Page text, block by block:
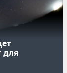
для